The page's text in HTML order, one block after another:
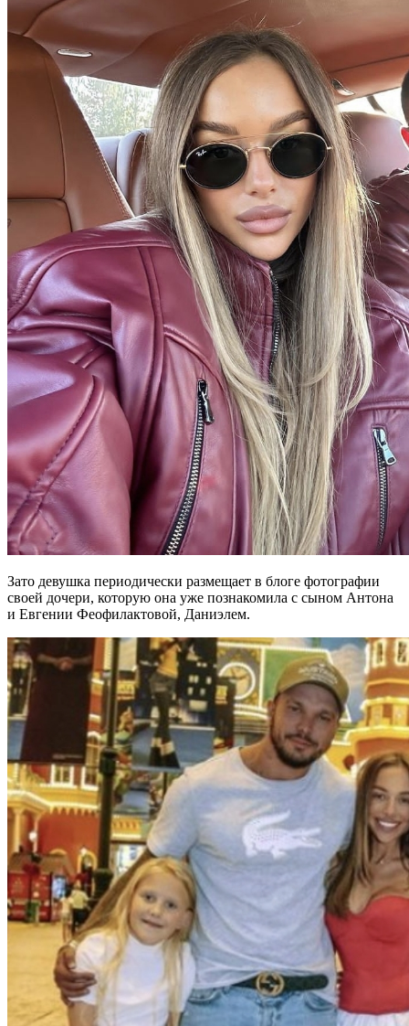
Зато девушка периодически размещает в блоге фотографии
своей дочери, которую она уже познакомила с сыном Антона
и Евгении Феофилактовой, Даниэлем.